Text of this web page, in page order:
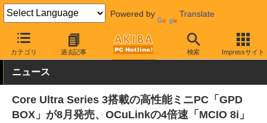
Powered by Translate
カテゴリ 過去記事 検索 Impressサイト
AKIBA PC Hotline! PC本体・ソフト 小型PC
ニュース
Core Ultra Series 3搭載の高性能ミニPC「GPD
BOX」が8月発売、OCuLinkの4倍速「MCIO 8i」